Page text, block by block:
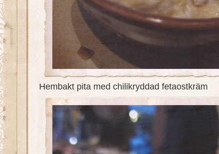
Hembakt pita med chilikryddad fetaostkräm